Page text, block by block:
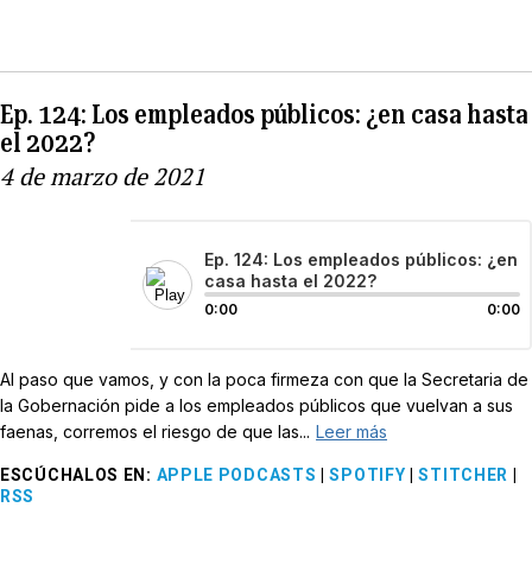
Ep. 124: Los empleados públicos: ¿en casa hasta
el 2022?
4 de marzo de 2021
Ep. 124: Los empleados públicos: ¿en
casa hasta el 2022?
0:00 0:00
Al paso que vamos, y con la poca firmeza con que la Secretaria de
la Gobernación pide a los empleados públicos que vuelvan a sus
faenas, corremos el riesgo de que las... Leer más
ESCÚCHALOS EN : APPLE PODCASTS |SPOTIFY |STITCHER
RSS